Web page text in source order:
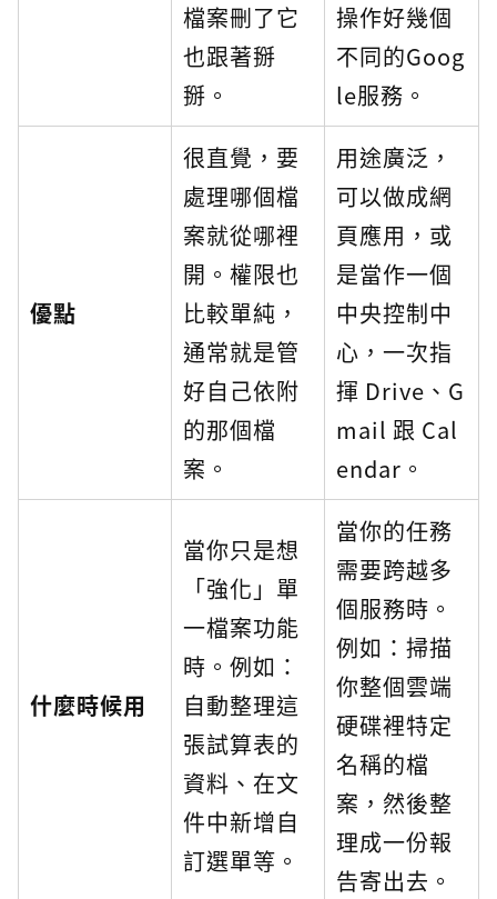
檔案刪了它
也跟著掰
掰。
操作好幾個
不同的Goog
le服務。
優點
很直覺，要
處理哪個檔
案就從哪裡
開。權限也
比較單純，
通常就是管
好自己依附
的那個檔
案。
用途廣泛，
可以做成網
頁應用，或
是當作一個
中央控制中
心，一次指
揮 Drive、G
mail 跟 Cal
endar。
什麼時候用
當你只是想
「強化」單
一檔案功能
時。例如：
自動整理這
張試算表的
資料、在文
件中新增自
訂選單等。
當你的任務
需要跨越多
個服務時。
例如：掃描
你整個雲端
硬碟裡特定
名稱的檔
案，然後整
理成一份報
告寄出去。